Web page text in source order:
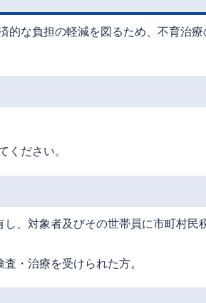
的な負担の軽減を図るため、不育治療
ください。
、対象者及びその世帯員に市町村民
・治療を受けられた方。